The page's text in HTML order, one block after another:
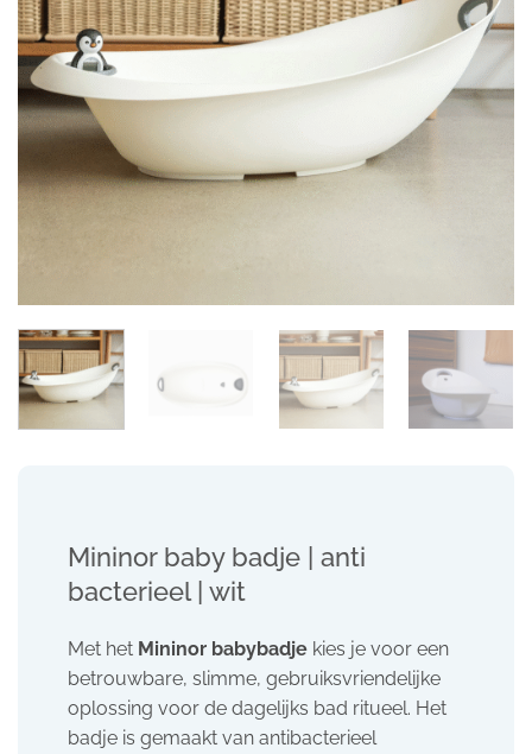
Mininor baby badje | anti
bacterieel | wit
Met het Mininor babybadjekies je voor een
betrouwbare, slimme, gebruiksvriendelijke
oplossing voor de dagelijks bad ritueel. Het
badje is gemaakt van antibacterieel